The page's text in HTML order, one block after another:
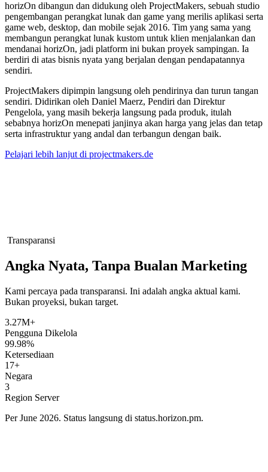
horizOn dibangun dan didukung oleh ProjectMakers, sebuah studio
pengembangan perangkat lunak dan game yang merilis aplikasi serta
game web, desktop, dan mobile sejak 2016. Tim yang sama yang
membangun perangkat lunak kustom untuk klien menjalankan dan
mendanai horizOn, jadi platform ini bukan proyek sampingan. Ia
berdiri di atas bisnis nyata yang berjalan dengan pendapatannya
sendiri.
ProjectMakers dipimpin langsung oleh pendirinya dan turun tangan
sendiri. Didirikan oleh Daniel Maerz, Pendiri dan Direktur
Pengelola, yang masih bekerja langsung pada produk, itulah
sebabnya horizOn menepati janjinya akan harga yang jelas dan tetap
serta infrastruktur yang andal dan terbangun dengan baik.
Pelajari lebih lanjut di projectmakers.de
Transparansi
Angka Nyata, Tanpa Bualan Marketing
Kami percaya pada transparansi. Ini adalah angka aktual kami.
Bukan proyeksi, bukan target.
3.27M+
Pengguna Dikelola
99.98%
Ketersediaan
17+
Negara
3
Region Server
Per June 2026. Status langsung di status.horizon.pm.